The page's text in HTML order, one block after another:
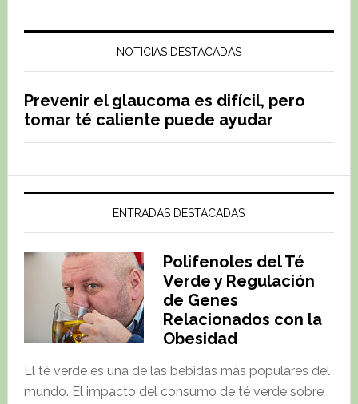
NOTICIAS DESTACADAS
Prevenir el glaucoma es difícil, pero
tomar té caliente puede ayudar
ENTRADAS DESTACADAS
Polifenoles del Té
Verde y Regulación
de Genes
Relacionados con la
Obesidad
El té verde es una de las bebidas más populares del
mundo. El impacto del consumo de té verde sobre